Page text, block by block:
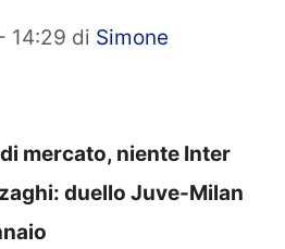
14:29 di Simone
mercato, niente Inter
duello Juve-Milan